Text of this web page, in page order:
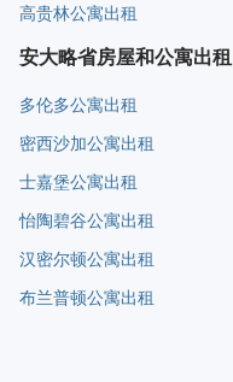
高贵林公寓出租
安大略省房屋和公寓出租
多伦多公寓出租
密西沙加公寓出租
士嘉堡公寓出租
怡陶碧谷公寓出租
汉密尔顿公寓出租
布兰普顿公寓出租